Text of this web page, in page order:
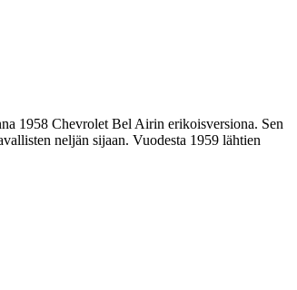
1958 Chevrolet Bel Airin erikoisversiona. Sen
neljän sijaan. Vuodesta 1959 lähtien